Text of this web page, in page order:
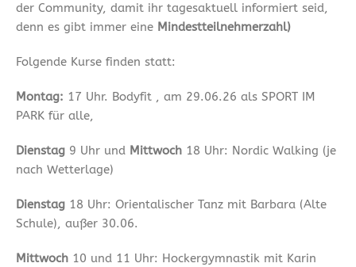
der Community, damit ihr tagesaktuell informiert seid,
denn es gibt immer eine Mindestteilnehmerzahl)
Folgende Kurse finden statt:
Montag: 17 Uhr. Bodyfit , am 29.06.26 als SPORT IM
PARK für alle,
Dienstag 9 Uhr und Mittwoch 18 Uhr: Nordic Walking (je
nach Wetterlage)
Dienstag 18 Uhr: Orientalischer Tanz mit Barbara (Alte
Schule), außer 30.06.
Mittwoch 10 und 11 Uhr: Hockergymnastik mit Karin